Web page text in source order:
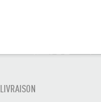
LIVRAISON